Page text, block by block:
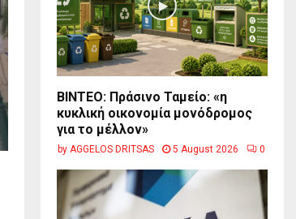
BINTEO: Πράσινο Ταμείο: «η
κυκλική οικονομία μονόδρομος
για το μέλλον»
by AGGELOS DRITSAS 5 August 2026 0